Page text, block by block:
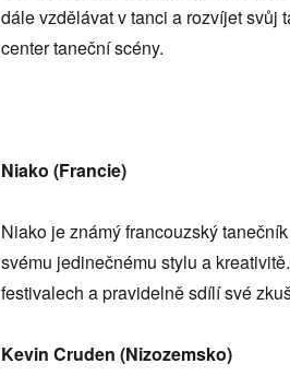
dále vzdělávat v tanci a rozvíjet svůj
center taneční scény.
Niako (Francie)
Niako je známý francouzský
svému jedinečnému stylu a
festivalech a pravidelně sdílí své
Kevin Cruden (Nizozemsko)